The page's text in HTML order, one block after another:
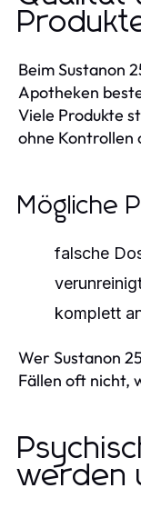
Beim Sustanon
Apotheken
Viele Produkte
ohne Kontrollen
Mögliche
falsche
komplett
Wer Sustanon
Fällen oft nicht,
werden